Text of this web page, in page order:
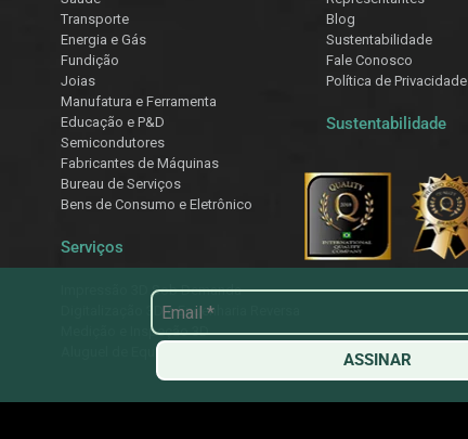
ASSINAR
Transporte
Energia e Gás
Fundição
Joias
Manufatura e Ferramenta
Educação e P&D
Semicondutores
Fabricantes de Máquinas
Bureau de Serviços
Bens de Consumo e Eletrônico
Serviços
Impressão 3D Sob Demanda
Digitalização 3D e Engenharia Reversa
Medição e Inspeção 3D
Aluguel de Equipamentos
Blog
Sustentabilidade
Fale Conosco
Política de Privacidade
Sustentabilidade